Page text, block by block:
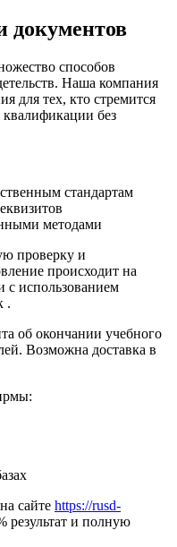
документов
способов
Наша компания
для тех, кто стремится
без
стандартам
методами
проверку и
происходит на
с использованием
.
об окончании учебного
Возможна доставка в
сайте https://rusd-
результат и полную